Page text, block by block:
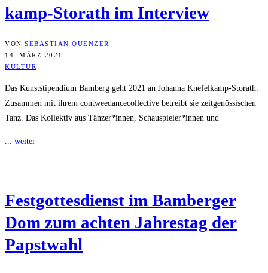
kamp-Sto­rath im Interview
VON SEBASTIAN QUENZER
14. MÄRZ 2021
KULTUR
Das Kunststipendium Bamberg geht 2021 an Johanna Knefelkamp-Storath.
Zusammen mit ihrem contweedancecollective betreibt sie zeitgenössischen
Tanz. Das Kollektiv aus Tänzer*innen, Schauspieler*innen und
... weiter
Fest­got­tes­dienst im Bam­ber­ger
Dom zum ach­ten Jah­res­tag der
Papstwahl